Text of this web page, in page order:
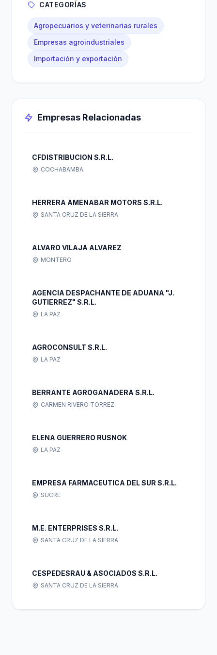
CATEGORÍAS
Agropecuarios y veterinarias rurales
Empresas agroindustriales
Importación y exportación
Empresas Relacionadas
CFDISTRIBUCION S.R.L.
COCHABAMBA
HERRERA AMENABAR MOTORS S.R.L.
SANTA CRUZ DE LA SIERRA
ALVARO VILAJA ALVAREZ
MONTERO
AGENCIA DESPACHANTE DE ADUANA "J.
GUTIERREZ" S.R.L.
LA PAZ
AGROCONSULT S.R.L.
LA PAZ
BERRANTE AGROGANADERA S.R.L.
CARMEN RIVERO TORREZ
ELENA GUERRERO RUSNOK
LA PAZ
EMPRESA FARMACEUTICA DEL SUR S.R.L.
SUCRE
M.E. ENTERPRISES S.R.L.
SANTA CRUZ DE LA SIERRA
CESPEDESRAU & ASOCIADOS S.R.L.
SANTA CRUZ DE LA SIERRA